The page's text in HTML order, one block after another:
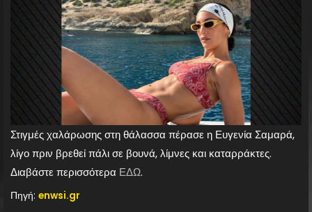
Στιγμές χαλάρωσης στη θάλασσα πέρασε η Ευγενία Σαμαρά,
λίγο πριν βρεθεί πάλι σε βουνά, λίμνες και καταρράκτες.
Διαβάστε περισσότερα ΕΔΩ.
Πηγή: enwsi.gr